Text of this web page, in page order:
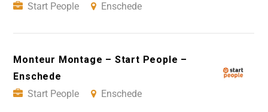
Start People
Enschede
Monteur Montage – Start People –
Enschede
Start People
Enschede